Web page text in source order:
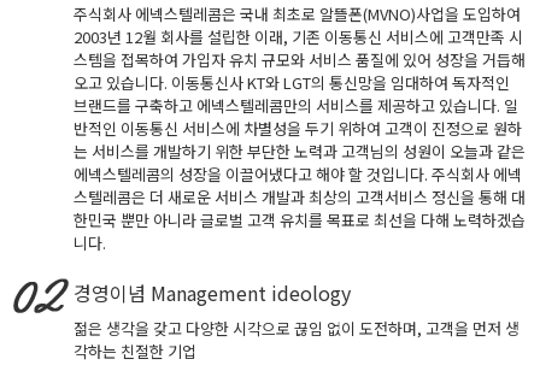
주식회사 에넥스텔레콤은 국내 최초로 알뜰폰(MVNO)사업을 도입하여
2003년 12월 회사를 설립한 이래, 기존 이동통신 서비스에 고객만족 시
스템을 접목하여 가입자 유치 규모와 서비스 품질에 있어 성장을 거듭해
오고 있습니다. 이동통신사 KT와 LGT의 통신망을 임대하여 독자적인
브랜드를 구축하고 에넥스텔레콤만의 서비스를 제공하고 있습니다. 일
반적인 이동통신 서비스에 차별성을 두기 위하여 고객이 진정으로 원하
는 서비스를 개발하기 위한 부단한 노력과 고객님의 성원이 오늘과 같은
에넥스텔레콤의 성장을 이끌어냈다고 해야 할 것입니다. 주식회사 에넥
스텔레콤은 더 새로운 서비스 개발과 최상의 고객서비스 정신을 통해 대
한민국 뿐만 아니라 글로벌 고객 유치를 목표로 최선을 다해 노력하겠습
니다.
경영이념 Management ideology
젊은 생각을 갖고 다양한 시각으로 끊임 없이 도전하며, 고객을 먼저 생
각하는 친절한 기업